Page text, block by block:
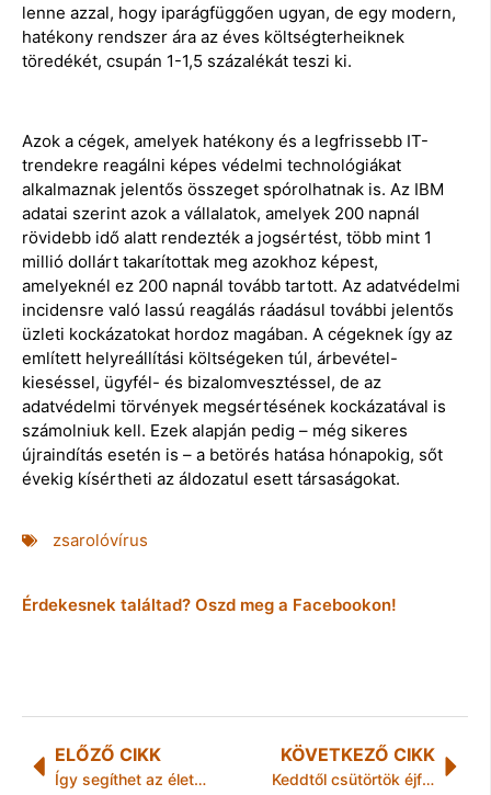
lenne azzal, hogy iparágfüggően ugyan, de egy modern,
hatékony rendszer ára az éves költségterheiknek
töredékét, csupán 1-1,5 százalékát teszi ki.
Azok a cégek, amelyek hatékony és a legfrissebb IT-
trendekre reagálni képes védelmi technológiákat
alkalmaznak jelentős összeget spórolhatnak is. Az IBM
adatai szerint azok a vállalatok, amelyek 200 napnál
rövidebb idő alatt rendezték a jogsértést, több mint 1
millió dollárt takarítottak meg azokhoz képest,
amelyeknél ez 200 napnál tovább tartott. Az adatvédelmi
incidensre való lassú reagálás ráadásul további jelentős
üzleti kockázatokat hordoz magában. A cégeknek így az
említett helyreállítási költségeken túl, árbevétel-
kieséssel, ügyfél- és bizalomvesztéssel, de az
adatvédelmi törvények megsértésének kockázatával is
számolniuk kell. Ezek alapján pedig – még sikeres
újraindítás esetén is – a betörés hatása hónapokig, sőt
évekig kísértheti az áldozatul esett társaságokat.
zsarolóvírus
Érdekesnek találtad? Oszd meg a Facebookon!
ELŐZŐ CIKK
Így segíthet az életmódváltás az endometriózisban szenvedőknek!
KÖVETKEZŐ CIKK
Keddtől csütörtök éjfélig ismét másodfokú hőségriasztás lesz érvényben